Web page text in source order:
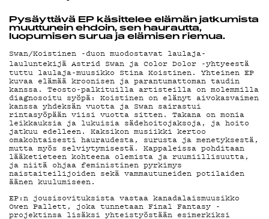
PODCAST
MAINOSTA
Pysäyttävä EP käsittelee elämän jatkumista
muuttunein ehdoin, sen haurautta,
luopumisen surua ja elämisen riemua.
Swan/Koistinen -duon muodostavat laulaja-
lauluntekijä Astrid Swan ja Color Dolor -yhtyeestä
tuttu laulaja-muusikko Stina Koistinen. Yhteinen EP
kuvaa elämää kroonisen ja parantumattoman taudin
kanssa. Teosto-palkituilla artisteilla on molemmilla
diagnosoitu syöpä: Koistinen on elänyt aivokasvaimen
kanssa yhdeksän vuotta ja Swan sairastui
rintasyöpään viisi vuotta sitten. Takana on monia
leikkauksia ja lukuisia sädehoitojaksoja, ja hoito
jatkuu edelleen. Kaksikon musiikki kertoo
omakohtaisesti hauraudesta, surusta ja menetyksestä,
mutta myös selviytymisestä. Kappaleissa pohditaan
lääketieteen kohteena olemista ja ruumiillisuutta,
ja niitä ohjaa feministinen pyrkimys
naistaiteilijoiden sekä vammautuneiden potilaiden
äänen kuulumiseen.
EP:n jousisovituksista vastaa kanadalaismuusikko
Owen Pallett, joka tunnetaan Final Fantasy -
projektinsa lisäksi yhteistyöstään esimerkiksi